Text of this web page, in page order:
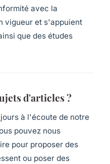
avec la
vigueur et s'appuient
que des études
d'articles ?
à l'écoute de notre
pouvez nous
pour proposer des
ou poser des